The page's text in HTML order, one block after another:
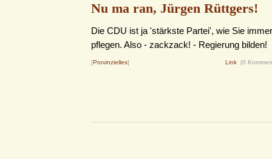
Nu ma ran, Jürgen Rüttgers!
Die CDU ist ja 'stärkste Partei', wie Sie
pflegen. Also - zackzack! - Regierung bilden!
[Provinzielles] Link (0